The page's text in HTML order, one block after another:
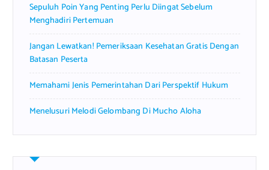
Sepuluh Poin Yang Penting Perlu Diingat Sebelum
Menghadiri Pertemuan
Jangan Lewatkan! Pemeriksaan Kesehatan Gratis Dengan
Batasan Peserta
Memahami Jenis Pemerintahan Dari Perspektif Hukum
Menelusuri Melodi Gelombang Di Mucho Aloha